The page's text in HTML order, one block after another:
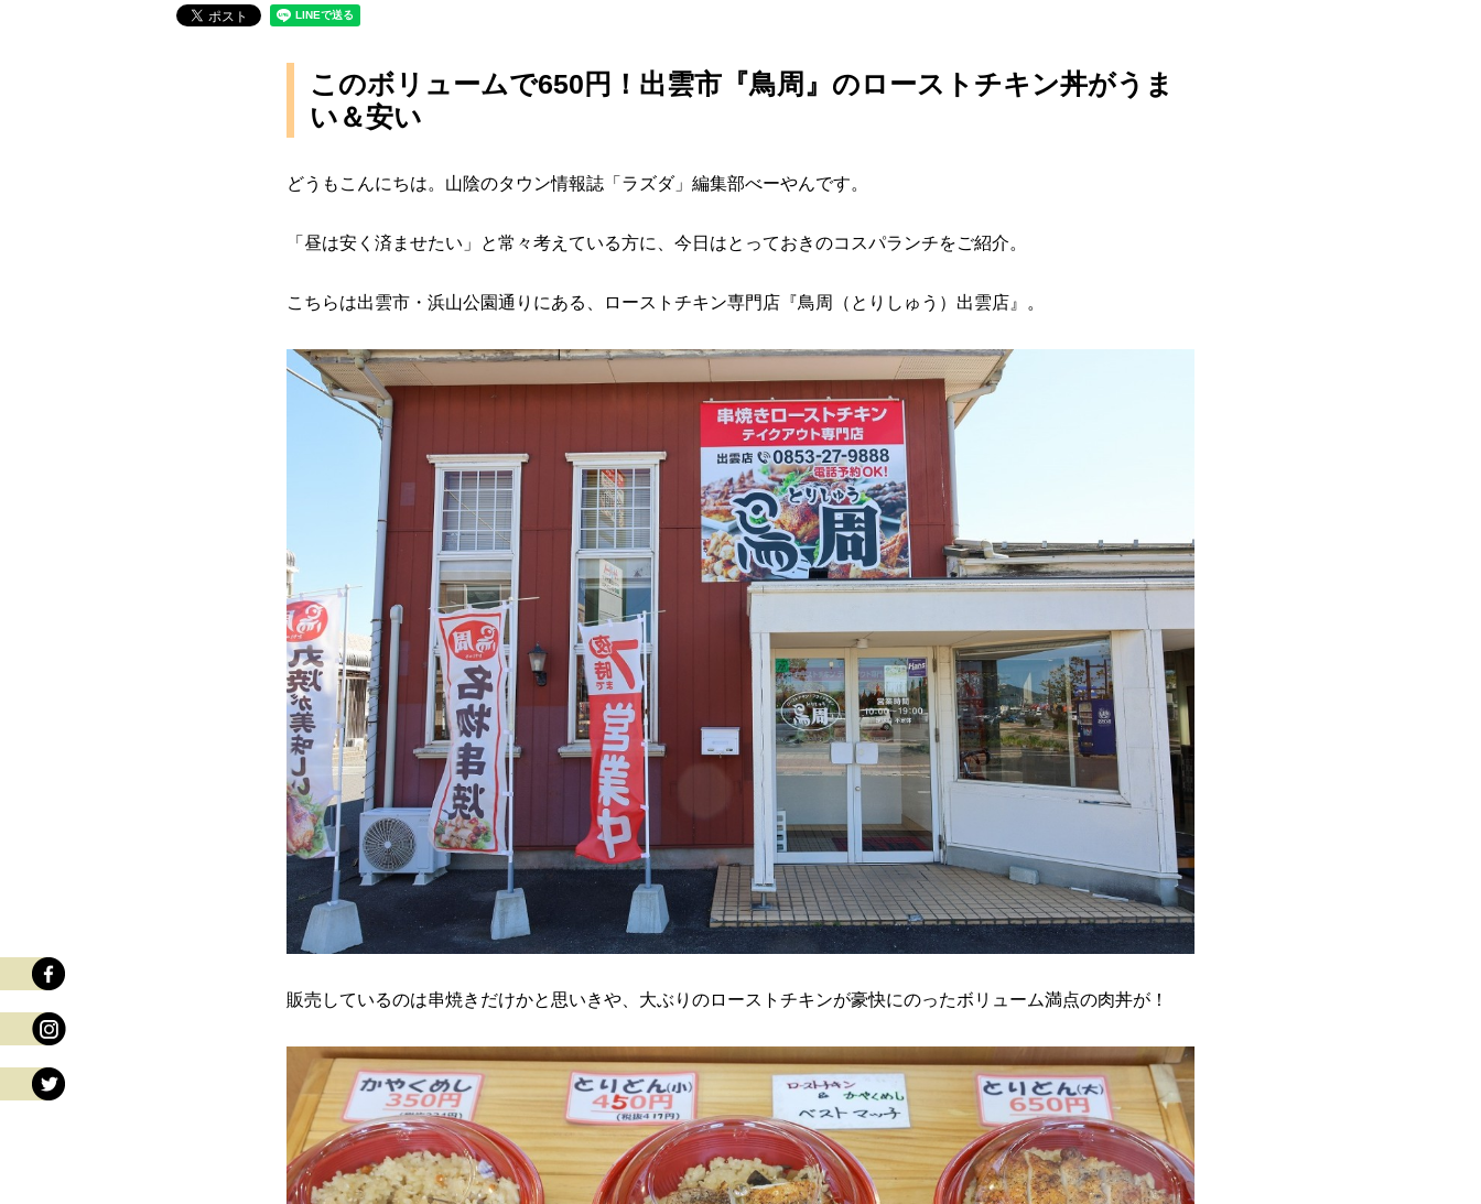
このボリュームで650円！出雲市『鳥周』のローストチキン丼がうま
い＆安い
どうもこんにちは。山陰のタウン情報誌「ラズダ」編集部べーやんです。
「昼は安く済ませたい」と常々考えている方に、今日はとっておきのコスパランチをご紹介。
こちらは出雲市・浜山公園通りにある、ローストチキン専門店『鳥周（とりしゅう）出雲店』。
販売しているのは串焼きだけかと思いきや、大ぶりのローストチキンが豪快にのったボリューム満点の肉丼が！